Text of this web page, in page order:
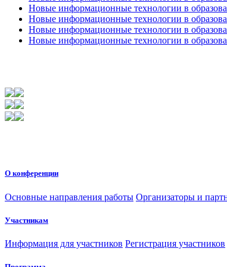
Новые информационные технологии в
Новые информационные технологии в
Новые информационные технологии в
Новые информационные технологии в
О конференции
Основные направления работы Организаторы и
Участникам
Информация для участников Регистрация участников